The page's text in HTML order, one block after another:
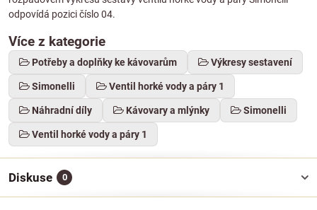
odpovídá pozici číslo 04.
Více z kategorie
Potřeby a doplňky ke kávovarům Výkresy sestavení
Simonelli Ventil horké vody a páry 1
Náhradní díly Kávovary a mlýnky Simonelli
Ventil horké vody a páry 1
Diskuse 0